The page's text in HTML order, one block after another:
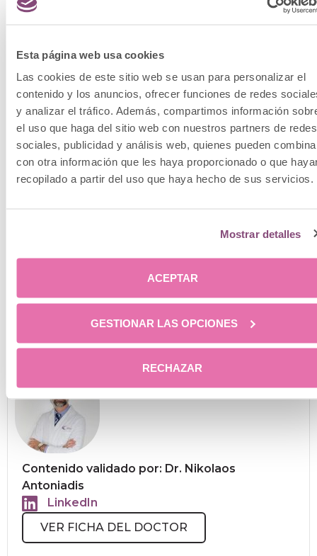
Esta página web usa cookies
Las cookies de este sitio web se usan para personalizar el
contenido y los anuncios, ofrecer funciones de redes
y analizar el tráfico. Además, compartimos información
el uso que haga del sitio web con nuestros partners de redes
sociales, publicidad y análisis web, quienes pueden
con otra información que les haya proporcionado o que
recopilado a partir del uso que haya hecho de sus servicios.
Mostrar detalles
ACEPTAR
GESTIONAR LAS OPCIONES
RECHAZAR
indicar el especialista según el caso.
¿Se pueden combinar varios
tratamientos de
ginecoestética en un mismo
plan?
Sí, es habitual diseñar planes personalizados que
combinen distintas técnicas —por ejemplo, un
forma integral tanto los aspectos estéticos como
los funcionales, siempre bajo la valoración previa de
Contenido validado por: Dr. Nikolaos
Antoniadis
LinkedIn
VER FICHA DEL DOCTOR